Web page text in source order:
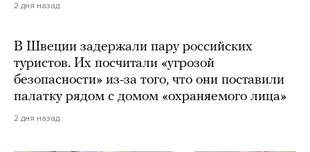
2 дня назад
В Швеции задержали пару российских
туристов. Их посчитали «угрозой
безопасности» из-за того, что они поставили
палатку рядом с домом «охраняемого лица»
2 дня назад